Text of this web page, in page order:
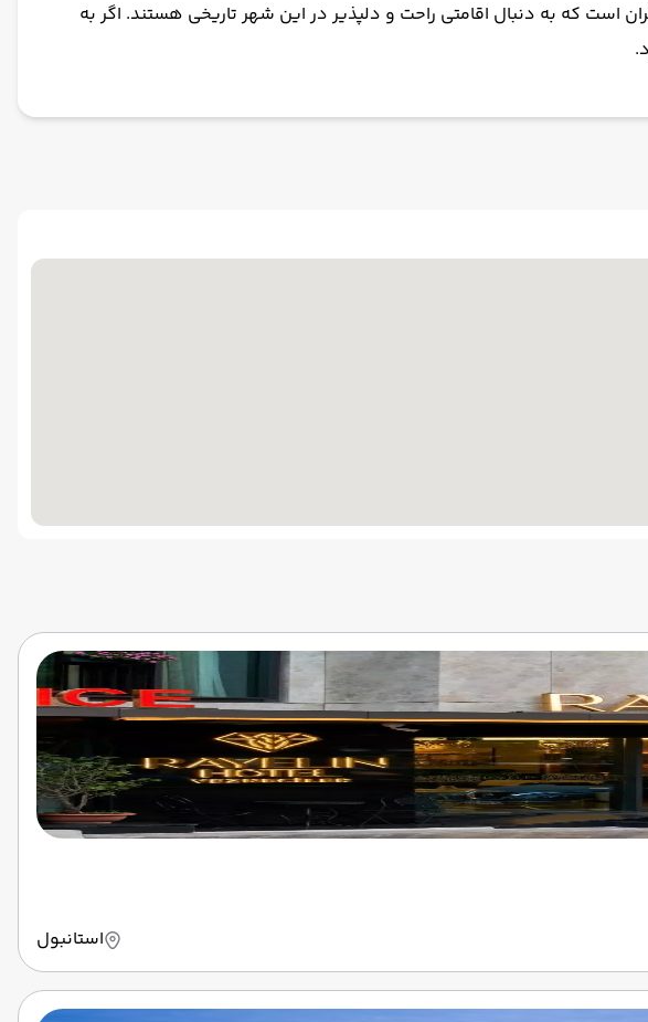
است که به دنبال اقامتی راحت و دلپذیر در این شهر تاریخی هستند. اگر به
استانبول